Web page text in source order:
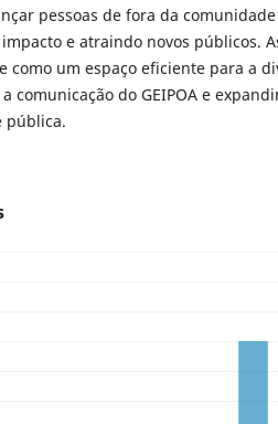
pessoas de fora da
e atraindo novos públicos.
como um espaço eficiente para a
comunicação do GEIPOA e
pública.